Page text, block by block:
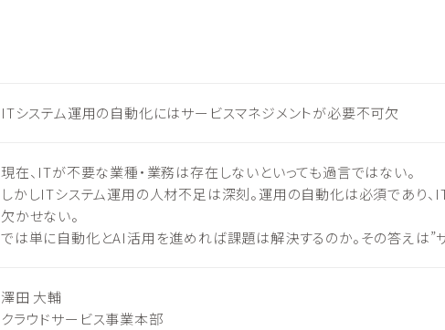
ITシステム運用の自動化にはサービスマネジメントが必要不可欠
現在、ITが不要な業種・業務は存在しないといっても過言ではない。
しかしITシステム運用の人材不足は深刻。運用の自動化は必須であり
欠かせない。
では単に自動化とAI活用を進めれば課題は解決するのか。その答えは”
澤田 大輔
クラウドサービス事業本部